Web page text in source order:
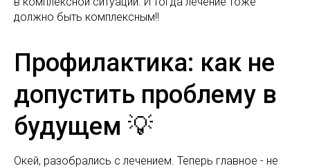
должно быть комплексным!!
Профилактика: как не
допустить проблему в
будущем 💡
Окей, разобрались с лечением. Теперь главное - не